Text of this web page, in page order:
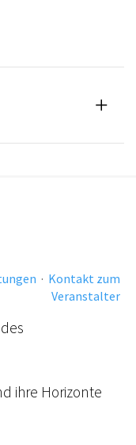
· Kontakt zum
Veranstalter
ihre Horizonte